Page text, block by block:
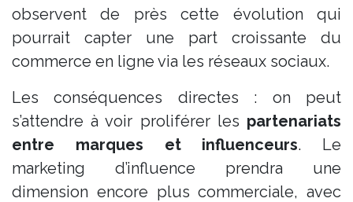
observent de près cette évolution qui
pourrait capter une part croissante du
commerce en ligne via les réseaux sociaux.
Les conséquences directes : on peut
s’attendre à voir proliférer les partenariats
entre marques et influenceurs. Le
marketing d’influence prendra une
dimension encore plus commerciale, avec